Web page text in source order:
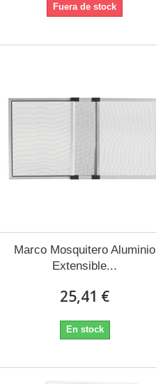
Fuera de stock
Marco Mosquitero Aluminio
Extensible...
25,41 €
En stock